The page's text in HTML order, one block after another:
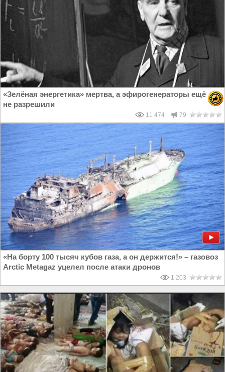
«Зелёная энергетика» мертва, а эфирогенераторы ещё
не разрешили
11 474 79
«На борту 100 тысяч кубов газа, а он держится!» – газовоз
Arctic Metagaz уцелел после атаки дронов
1 203